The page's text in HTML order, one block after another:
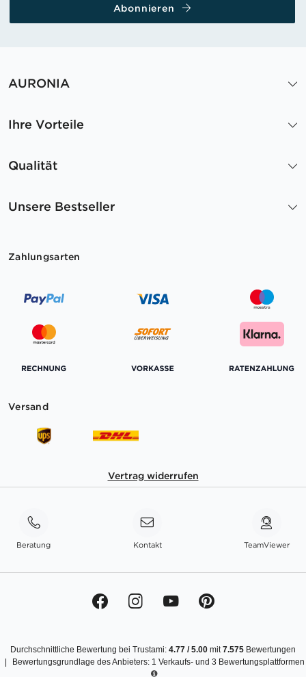
Abonnieren
AURONIA
Ihre Vorteile
Qualität
Unsere Bestseller
Zahlungsarten
Versand
Vertrag widerrufen
Beratung Kontakt TeamViewer
Durchschnittliche Bewertung bei Trustami: 4.77 /5.00 mit7.575 Bewertungen
Bewertungsgrundlage des Anbieters: 1 Verkaufs- und 3 Bewertungsplattformen